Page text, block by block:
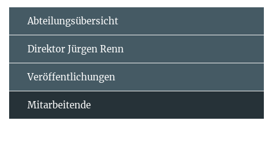
Abteilungsübersicht
Direktor Jürgen Renn
Veröffentlichungen
Mitarbeitende